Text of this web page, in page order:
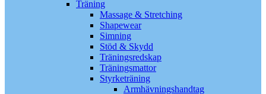
Träning
Massage & Stretching
Shapewear
Simning
Stöd & Skydd
Träningsredskap
Träningsmattor
Styrketräning
Armhävningshandtag